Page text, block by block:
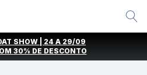
SHOW | 24 A 29/09
30% DE DESCONTO